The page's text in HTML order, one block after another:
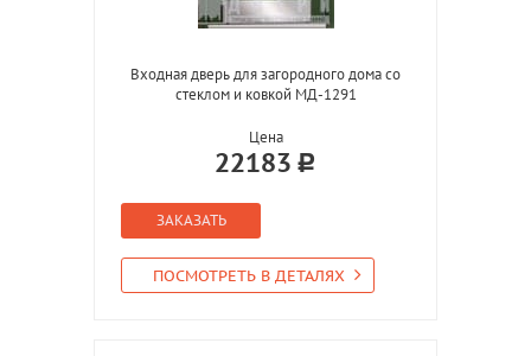
Входная дверь для загородного дома со
стеклом и ковкой МД-1291
Цена
22183
ЗАКАЗАТЬ
ПОСМОТРЕТЬ В ДЕТАЛЯХ